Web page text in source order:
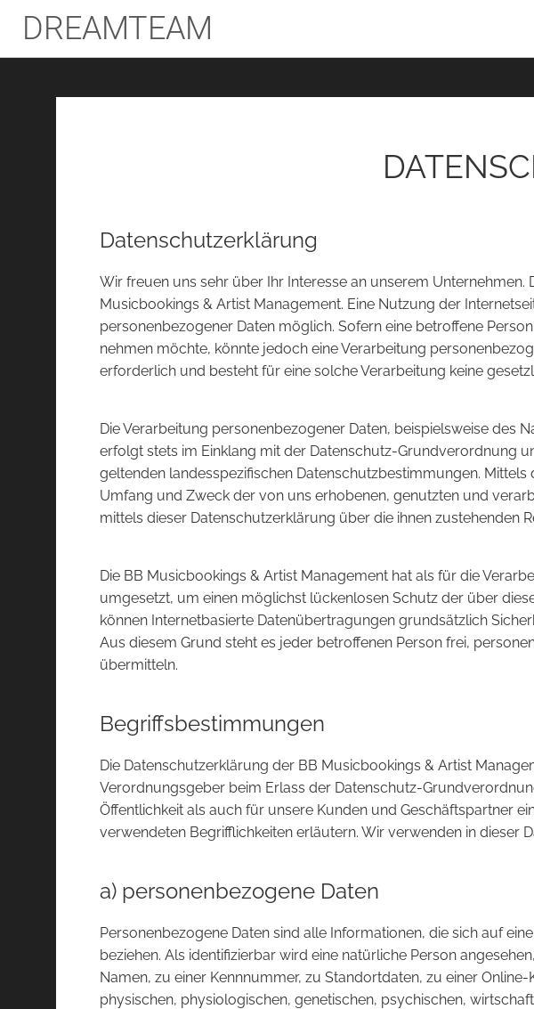
DREAMTEAM
Datenschutzerklärung
Wir freuen uns sehr über Ihr Interesse an unserem
Musicbookings & Artist Management. Eine Nutzung der
personenbezogener Daten möglich. Sofern eine betroffene
nehmen möchte, könnte jedoch eine Verarbeitung
erforderlich und besteht für eine solche Verarbeitung keine
Die Verarbeitung personenbezogener Daten, beispielsweise des
erfolgt stets im Einklang mit der Datenschutz-Grundverordnung
geltenden landesspezifischen Datenschutzbestimmungen.
Umfang und Zweck der von uns erhobenen, genutzten und
mittels dieser Datenschutzerklärung über die ihnen zustehenden
Die BB Musicbookings & Artist Management hat als für die
umgesetzt, um einen möglichst lückenlosen Schutz der über
können Internetbasierte Datenübertragungen grundsätzlich
Aus diesem Grund steht es jeder betroffenen Person frei,
übermitteln.
Begriffsbestimmungen
Die Datenschutzerklärung der BB Musicbookings & Artist
Verordnungsgeber beim Erlass der Datenschutz-
Öffentlichkeit als auch für unsere Kunden und Geschäftspartner
verwendeten Begrifflichkeiten erläutern. Wir verwenden in dieser
a) personenbezogene Daten
Personenbezogene Daten sind alle Informationen, die sich auf
beziehen. Als identifizierbar wird eine natürliche Person
Namen, zu einer Kennnummer, zu Standortdaten, zu einer
physischen, physiologischen, genetischen, psychischen,